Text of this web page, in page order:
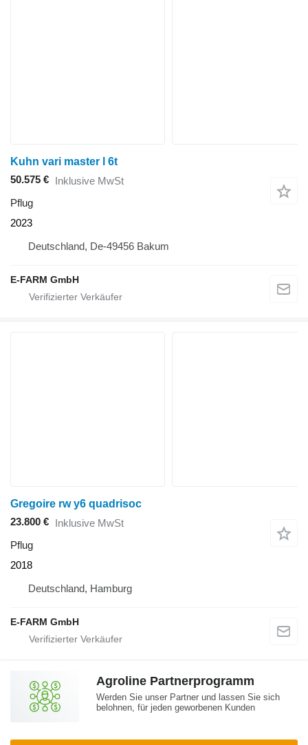
Kuhn vari master l 6t
50.575 € Inklusive MwSt
Pflug
2023
Deutschland, De-49456 Bakum
E-FARM GmbH
Gregoire rw y6 quadrisoc
23.800 € Inklusive MwSt
Pflug
2018
Deutschland, Hamburg
E-FARM GmbH
Agroline Partnerprogramm
Werden Sie unser Partner und lassen Sie sich
belohnen, für jeden geworbenen Kunden